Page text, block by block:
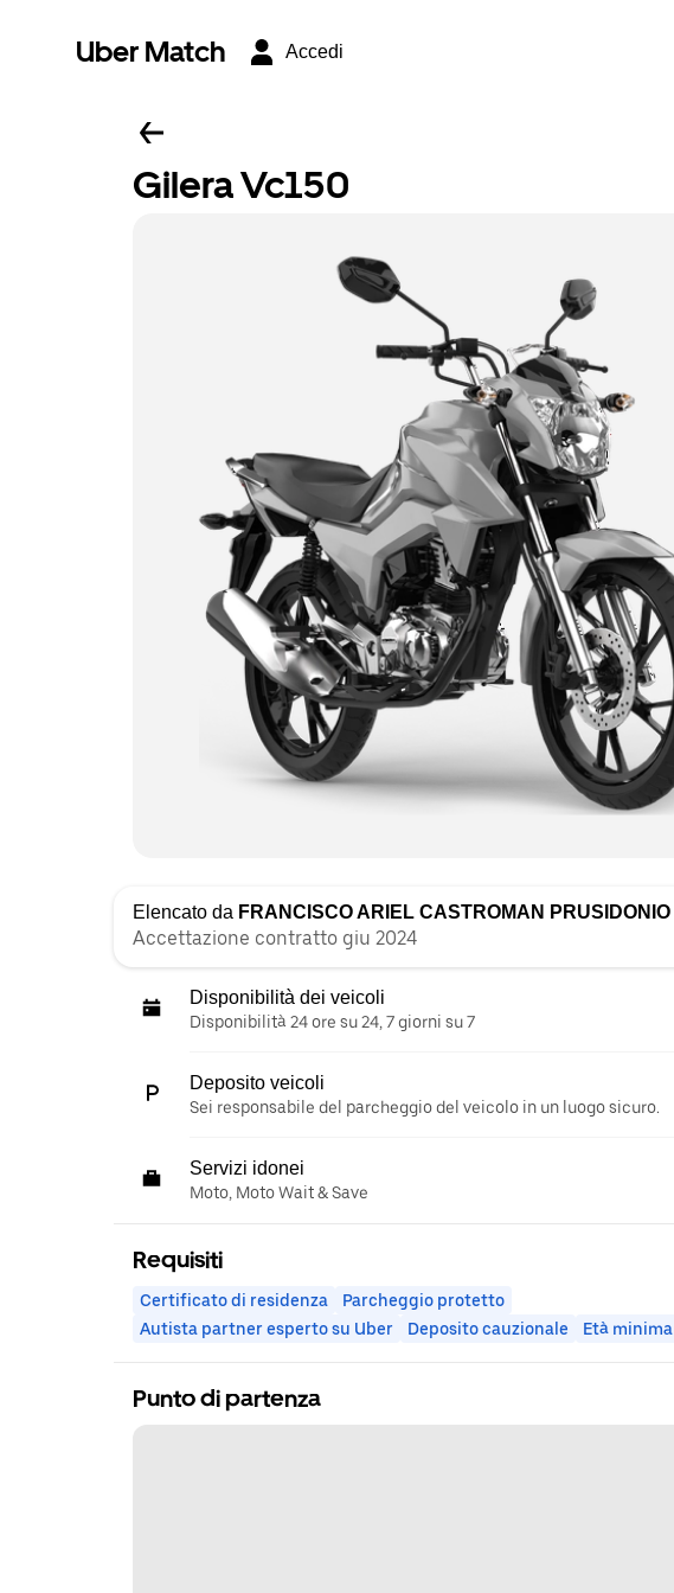
Uber Match Accedi
Gilera Vc150
Elencato da FRANCISCO ARIEL CASTROMAN PRUSIDONIO
Accettazione contratto giu 2024
Disponibilità dei veicoli
Disponibilità 24 ore su 24, 7 giorni su 7
Deposito veicoli
Sei responsabile del parcheggio del veicolo in un luogo sicuro.
Servizi idonei
Moto, Moto Wait & Save
Requisiti
Certificato di residenza
Parcheggio protetto
Autista partner esperto su Uber
Deposito cauzionale Età minima
Punto di partenza